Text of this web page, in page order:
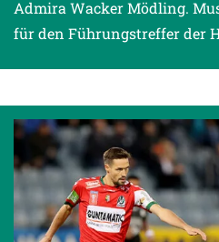
Admira Wacker Mödling.
für den Führungstreffer der